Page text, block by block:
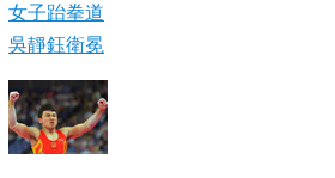
女子跆拳道
吳靜鈺衛冕